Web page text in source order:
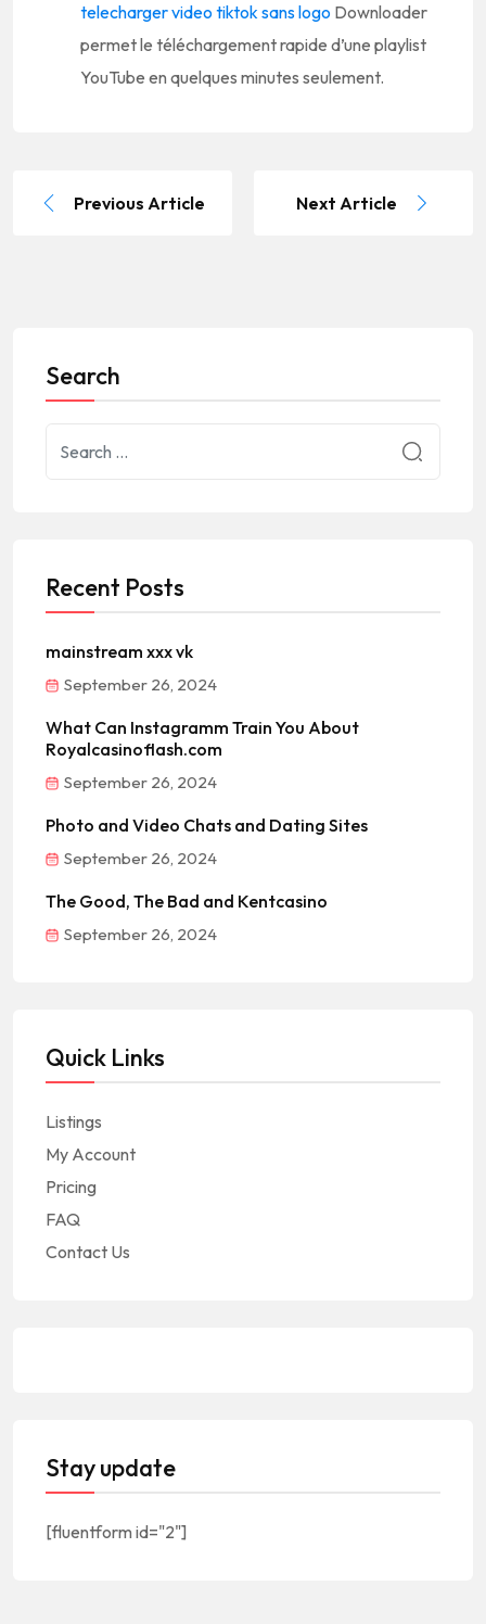
telecharger video tiktok sans logo Downloader
permet le téléchargement rapide d’une playlist
YouTube en quelques minutes seulement.
Previous Article Next Article
Search
Recent Posts
mainstream xxx vk
September 26, 2024
What Can Instagramm Train You About
Royalcasinoflash.com
September 26, 2024
Photo and Video Chats and Dating Sites
September 26, 2024
The Good, The Bad and Kentcasino
September 26, 2024
Quick Links
Listings
My Account
Pricing
FAQ
Contact Us
Stay update
[fluentform id="2"]